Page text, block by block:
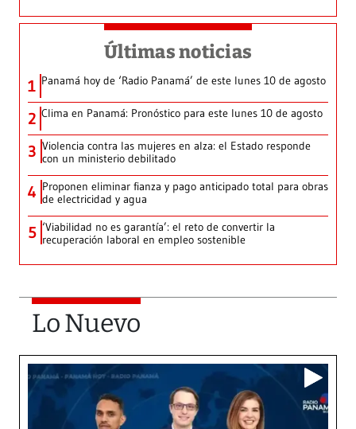
Últimas noticias
1 Panamá hoy de ‘Radio Panamá’ de este lunes 10 de agosto
2 Clima en Panamá: Pronóstico para este lunes 10 de agosto
3 Violencia contra las mujeres en alza: el Estado responde
con un ministerio debilitado
4 Proponen eliminar fianza y pago anticipado total para obras
de electricidad y agua
5 ‘Viabilidad no es garantía’: el reto de convertir la
recuperación laboral en empleo sostenible
Lo Nuevo